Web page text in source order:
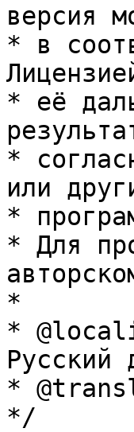
версия
* в
* её
*
или
*
* Для
*
*
Русский
*
*/